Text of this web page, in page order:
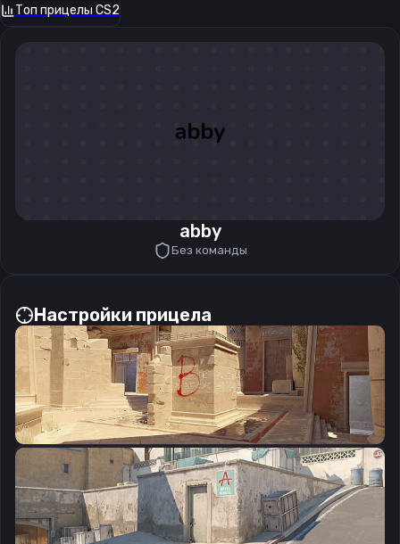
Топ прицелы CS2
abby
Без команды
Настройки прицела
CSGO-RrvTm-zLoib-eDtCv-SOx5P-XKk9Q
Скопировать